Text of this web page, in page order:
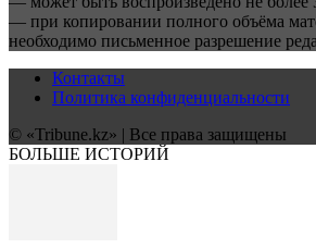
— при копировании полного объёма
необходимо письменное разрешение
Контакты
Политика конфиденциальности
© «Tribune.kz» | Все права защищены
БОЛЬШЕ ИСТОРИЙ